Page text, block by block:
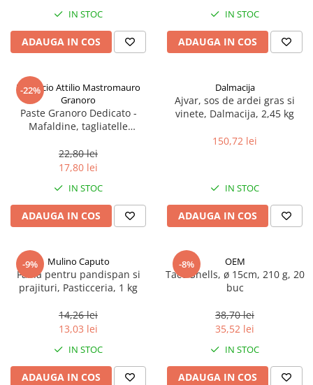
Spania / Cipru / Africa
Sare de mare din Oceanele Pacific
Sare de mare naturala din
Portugalia
Sare de roca
Sare marina
Specialitati din ulei
Terine si placinte
Uleiuri Premium
Uleiuri speciale/presate la rece
Ulei de masline extravirgin
Ulei Gegenbauer
Ulei Huilerie Beaujolaise
Ulei Wiberg Gastro
Prajitore paine
Gratare
Cesti, boluri, vesela
IN STOC
ADAUGA IN COS
IN STOC
ADAUGA IN COS
-22%
Pastificio Attilio Mastromauro
Granoro
Paste Granoro Dedicato -
Mafaldine, tagliatelle
22,80 lei
17,80 lei
IN STOC
ADAUGA IN COS
Dalmacija
Ajvar, sos de ardei gras si
vinete, Dalmacija, 2,45 kg
150,72 lei
IN STOC
ADAUGA IN COS
-9% Mulino Caputo
Faina pentru pandispan si
prajituri, Pasticceria, 1 kg
14,26 lei
13,03 lei
IN STOC
ADAUGA IN COS
-8% OEM
Taco Shells, ø 15cm, 210 g, 20
buc
38,70 lei
35,52 lei
IN STOC
ADAUGA IN COS